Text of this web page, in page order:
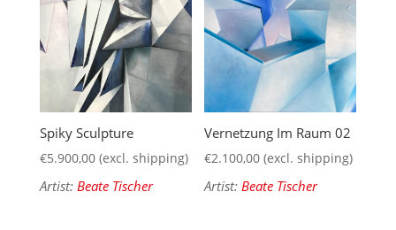
Spiky Sculpture
€5.900,00 (excl. shipping)
Artist: Beate Tischer
Vernetzung Im Raum 02
€2.100,00 (excl. shipping)
Artist: Beate Tischer